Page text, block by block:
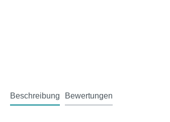
Beschreibung Bewertungen